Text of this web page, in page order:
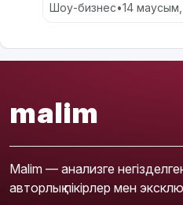
Шоу-бизнес•14
malim
Malim — анализге
авторлық пікірлер мен